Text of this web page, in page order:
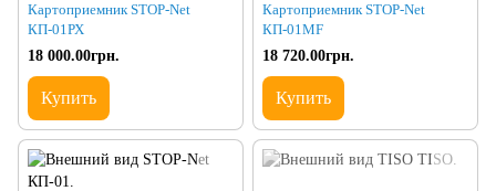
Картоприемник STOP-Net
КП-01РХ
18 000.00грн.
Купить
Картоприемник STOP-Net
КП-01MF
18 720.00грн.
Купить